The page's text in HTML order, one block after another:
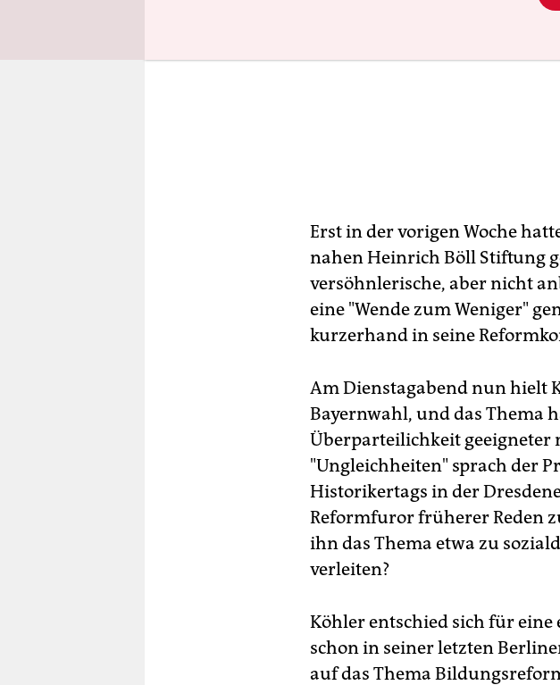
Erst in der vorigen Woche
nahen Heinrich Böll Stiftung
versöhnlerische, aber nicht
eine "Wende zum Weniger"
kurzerhand in seine
Am Dienstagabend nun hielt
Bayernwahl, und das Thema
Überparteilichkeit geeigneter
"Ungleichheiten" sprach der
Historikertags in der
Reformfuror früherer Reden
ihn das Thema etwa zu
verleiten?
Köhler entschied sich für eine
schon in seiner letzten
auf das Thema